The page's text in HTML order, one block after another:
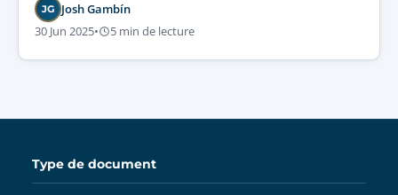
JG Josh Gambín
30 Jun 2025• 5 min de lecture
Type de document